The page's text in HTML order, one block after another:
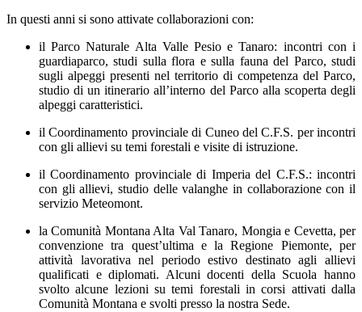
In questi anni si sono attivate collaborazioni con:
il Parco Naturale Alta Valle Pesio e Tanaro: incontri con i
guardiaparco, studi sulla flora e sulla fauna del Parco, studi
sugli alpeggi presenti nel territorio di competenza del Parco,
studio di un itinerario all’interno del Parco alla scoperta degli
alpeggi caratteristici.
il Coordinamento provinciale di Cuneo del C.F.S. per incontri
con gli allievi su temi forestali e visite di istruzione.
il Coordinamento provinciale di Imperia del C.F.S.: incontri
con gli allievi, studio delle valanghe in collaborazione con il
servizio Meteomont.
la Comunità Montana Alta Val Tanaro, Mongia e Cevetta, per
convenzione tra quest’ultima e la Regione Piemonte, per
attività lavorativa nel periodo estivo destinato agli allievi
qualificati e diplomati. Alcuni docenti della Scuola hanno
svolto alcune lezioni su temi forestali in corsi attivati dalla
Comunità Montana e svolti presso la nostra Sede.